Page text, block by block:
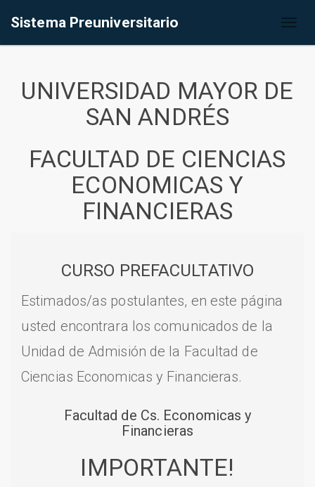
Sistema Preuniversitario
UNIVERSIDAD MAYOR DE
SAN ANDRÉS
FACULTAD DE CIENCIAS
ECONOMICAS Y
FINANCIERAS
CURSO PREFACULTATIVO
Estimados/as postulantes, en este página
usted encontrara los comunicados de la
Unidad de Admisión de la Facultad de
Ciencias Economicas y Financieras.
Facultad de Cs. Economicas y
Financieras
IMPORTANTE!